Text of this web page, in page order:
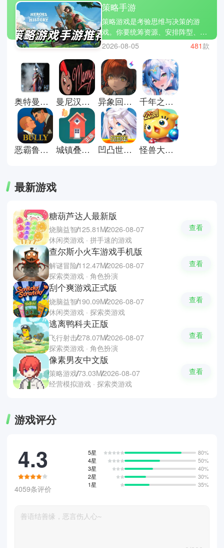
策略手游
策略游戏是考验思维与决策的游
戏。你要统筹资源、安排阵型、预
判对手的行动，每一个选择都可能
改变局势。它不像快节奏的动作游
戏，而是让你在脑海中推演每一
步，享受智力与策略的较量。文明
VI、全面战争三国和炉石传说都是
经典的策略游戏。立即下载策略游
戏大全，用你的智慧赢得战局，感
受紧张刺激与成就快感！
2026-08-05 481款
奥特曼格斗进化重生直装版 曼尼汉堡店手机版 异象回声官方版 千年之旅官方版
恶霸鲁尼手机版 城镇叠叠乐正版 凹凸世界手游 怪兽大作战正版
最新游戏
糖葫芦达人最新版
烧脑益智125.81M2026-08-07
休闲类游戏 · 拼手速的游戏
查看
查尔斯小火车游戏手机版
解谜冒险112.47M2026-08-07
探索类游戏 · 角色扮演
查看
刮个爽游戏正式版
烧脑益智190.09M2026-08-07
休闲类游戏 · 探索类游戏
查看
逃离鸭科夫正版
飞行射击278.07M2026-08-07
探索类游戏 · 角色扮演
查看
像素男友中文版
策略游戏73.03M2026-08-07
经营模拟游戏 · 探索类游戏
查看
游戏评分
4.3
4059条评价
5星
80%
4星
50%
3星
40%
2星
30%
1星
35%